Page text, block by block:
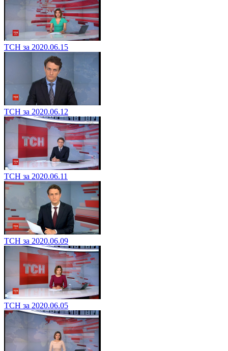
ТСН за 2020.06.15
ТСН за 2020.06.12
ТСН за 2020.06.11
ТСН за 2020.06.09
ТСН за 2020.06.05